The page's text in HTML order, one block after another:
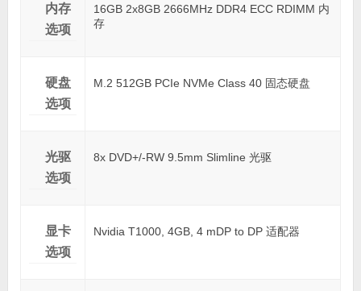
内存
选项
16GB 2x8GB 2666MHz DDR4 ECC RDIMM 内
存
硬盘
选项
M.2 512GB PCIe NVMe Class 40 固态硬盘
光驱
选项
8x DVD+/-RW 9.5mm Slimline 光驱
显卡
选项
Nvidia T1000, 4GB, 4 mDP to DP 适配器